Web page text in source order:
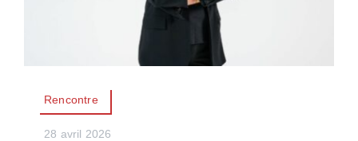
Rencontre
28 avril 2026